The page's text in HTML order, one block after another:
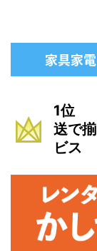
家具家
1位
送で
ビス